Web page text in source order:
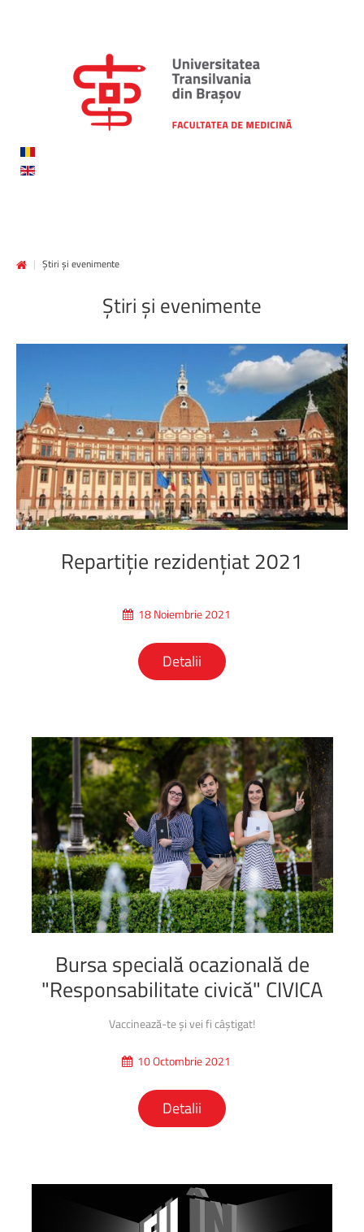
| Știri și evenimente
Știri și evenimente
Repartiție rezidențiat2021
18 Noiembrie 2021
Detalii
Bursaspecialăocazionalăde
"Responsabilitate civică" CIVICA
Vaccinează-te și vei fi câștigat!
10 Octombrie 2021
Detalii